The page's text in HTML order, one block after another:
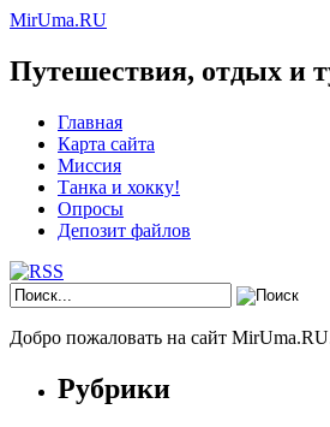
MirUma.RU
Путешествия, отдых и
Главная
Карта сайта
Миссия
Танка и хокку!
Опросы
Депозит файлов
Добро пожаловать на сайт
Рубрики